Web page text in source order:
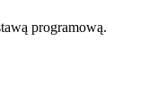
programową.